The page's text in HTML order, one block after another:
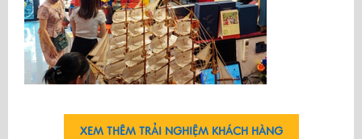
XEM THÊM TRẢI NGHIỆM KHÁCH HÀNG